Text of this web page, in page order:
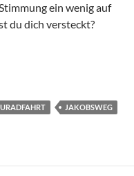
ein wenig auf
du dich versteckt?
4 â€“ Regensburg – Bogen
JAKOBSWEG